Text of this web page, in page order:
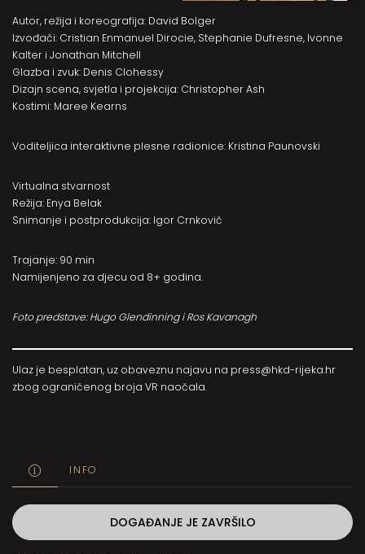
Autor, režija i koreografija: David Bolger
Izvođači: Cristian Enmanuel Dirocie, Stephanie Dufresne, Ivonne
Kalter i Jonathan Mitchell
Glazba i zvuk: Denis Clohessy
Dizajn scena, svjetla i projekcija: Christopher Ash
Kostimi: Maree Kearns
Voditeljica interaktivne plesne radionice: Kristina Paunovski
Virtualna stvarnost
Režija: Enya Belak
Snimanje i postprodukcija: Igor Crnković
Trajanje: 90 min
Namijenjeno za djecu od 8+ godina.
Foto predstave: Hugo Glendinning i Ros Kavanagh
Ulaz je besplatan, uz obaveznu najavu na press@hkd-rijeka.hr
zbog ograničenog broja VR naočala.
INFO
DOGAĐANJE JE ZAVRŠILO